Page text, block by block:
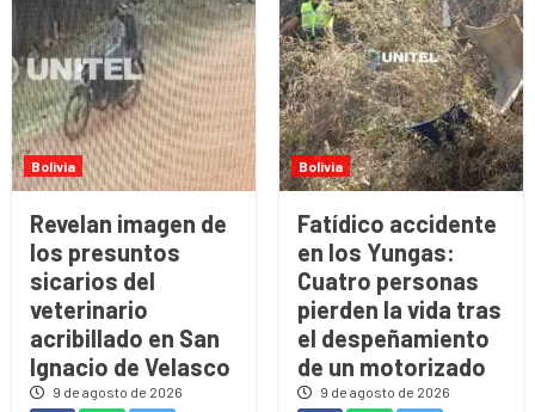
Bolivia
Revelan imagen de
los presuntos
sicarios del
veterinario
acribillado en San
Ignacio de Velasco
9 de agosto de 2026
Bolivia
Fatídico accidente
en los Yungas:
Cuatro personas
pierden la vida tras
el despeñamiento
de un motorizado
9 de agosto de 2026